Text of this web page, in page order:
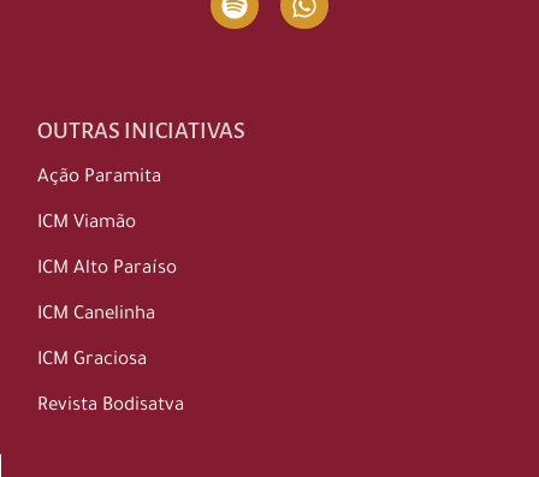
OUTRAS INICIATIVAS
Ação Paramita
ICM Viamão
ICM Alto Paraíso
ICM Canelinha
ICM Graciosa
Revista Bodisatva